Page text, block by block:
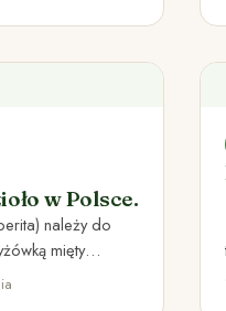
w Polsce.
należy do
mięty
wytwarza